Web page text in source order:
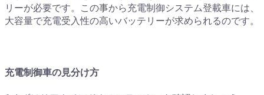
リーが必要です。この事から充電制御システム登載車には、
大容量で充電受入性の高いバッテリーが求められるのです。
充電制御車の見分け方